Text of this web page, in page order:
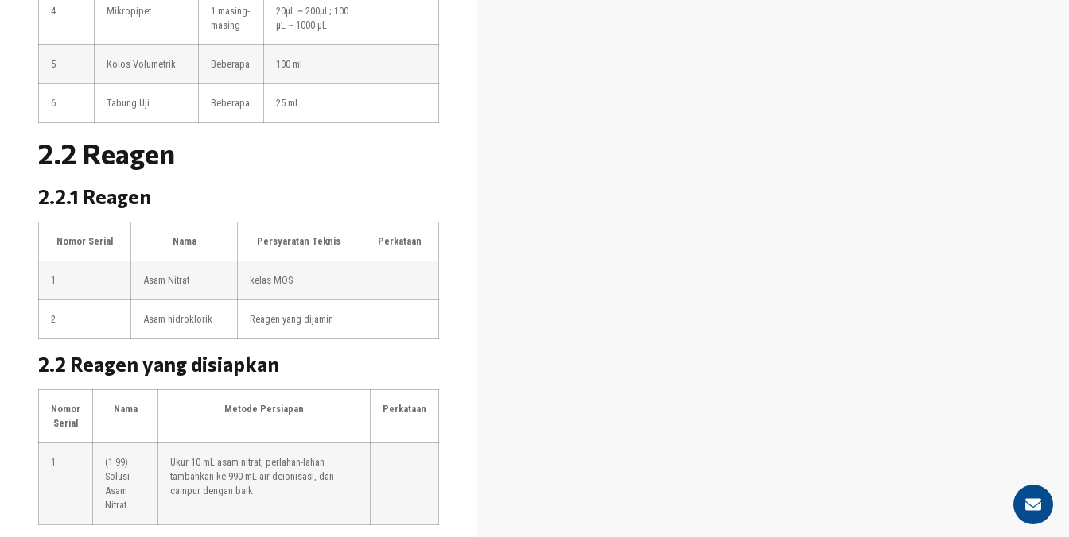
4 Mikropipet
1 masing-
masing
20μL ~ 200μL; 100
μL ~ 1000 μL
5 Kolos Volumetrik Beberapa 100 ml
6 Tabung Uji Beberapa 25 ml
2.2 Reagen
2.2.1 Reagen
Nomor Serial Nama Persyaratan Teknis Perkataan
1 Asam Nitrat kelas MOS
2 Asam hidroklorik Reagen yang dijamin
2.2 Reagen yang disiapkan
Nomor
Serial
Nama Metode Persiapan Perkataan
1
(1 99)
Solusi
Asam
Nitrat
Ukur 10 mL asam nitrat, perlahan-lahan
tambahkan ke 990 mL air deionisasi, dan
campur dengan baik